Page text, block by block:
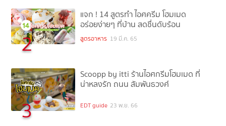
2
แจก ! 14 สูตรทำ ไอศครีม โฮมเมด
อร่อยง่ายๆ ที่บ้าน สดชื่นดับร้อน
สูตรอาหาร 19 มี.ค. 65
3
Scoopp by itti ร้านไอศกรีมโฮมเมด ที่
น่าหลงรัก ถนน สัมพันธวงศ์
EDT guide 23 พ.ย. 66